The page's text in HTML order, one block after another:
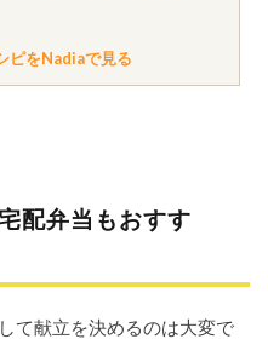
ピをNadiaで見る
配弁当もおすす
て献立を決めるのは大変で